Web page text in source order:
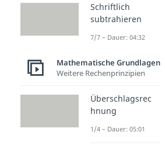
Du musst jetzt
berechnen.
1.
Schriftlich
subtrahieren
7/7 – Dauer: 04:32
Mathematische Grundlagen
Weitere Rechenprinzipien
Überschlagsrec
hnung
1/4 – Dauer: 05:01